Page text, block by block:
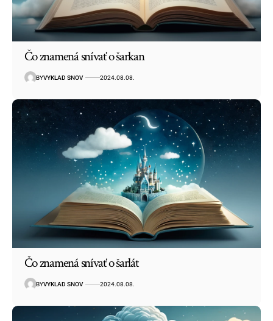
Čo znamená snívať o šarkan
BYVYKLAD SNOV 2024.08.08.
Čo znamená snívať o šarlát
BYVYKLAD SNOV 2024.08.08.